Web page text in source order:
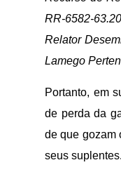
RR-6582-
Relator
Lamego
Portanto, em
de perda da
de que gozam
seus